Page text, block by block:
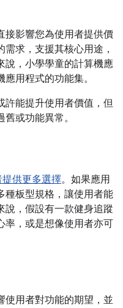
接影響您為使用者提供價
求，支援其核心用途，
說，小學學童的計算機應
用程式的功能集。
許能提升使用者價值，但
或功能異常。
供更多選擇。如果應用
種板型規格，讓使用者能
說，假設有一款健身追蹤
率，或是想像使用者亦可
使用者對功能的期望，並